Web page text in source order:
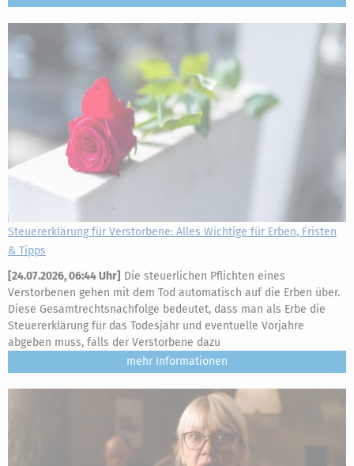
Steuererklärung für Verstorbene: Alles Wichtige für Erben, Fristen
& Tipps
[24.07.2026, 06:44 Uhr] Die steuerlichen Pflichten eines
Verstorbenen gehen mit dem Tod automatisch auf die Erben über.
Diese Gesamtrechtsnachfolge bedeutet, dass man als Erbe die
Steuererklärung für das Todesjahr und eventuelle Vorjahre
abgeben muss, falls der Verstorbene dazu
mehr